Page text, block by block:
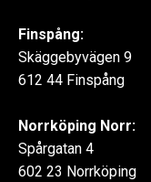
Finspång:
Skäggebyvägen 9
612 44 Finspång
Norrköping Norr:
Spårgatan 4
602 23 Norrköping